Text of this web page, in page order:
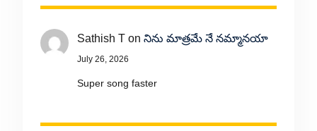
Sathish Ton నిను మాత్రమే నే నమ్మానయా
July 26, 2026
Super song faster